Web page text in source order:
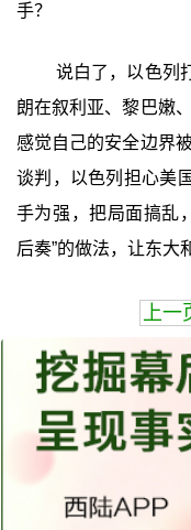
手？
说白了，以色列
朗在叙利亚、黎巴嫩
感觉自己的安全边界
谈判，以色列担心美
手为强，把局面搞乱
后奏”的做法，让东大
上一